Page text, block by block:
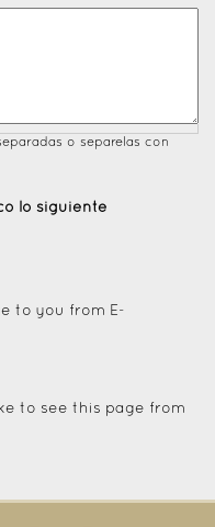
o separelas con
lo siguiente
to you from E-
to see this page from